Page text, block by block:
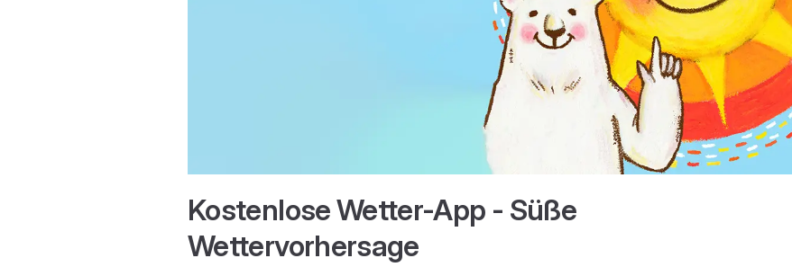
Kostenlose Wetter-App - Süße
Wettervorhersage